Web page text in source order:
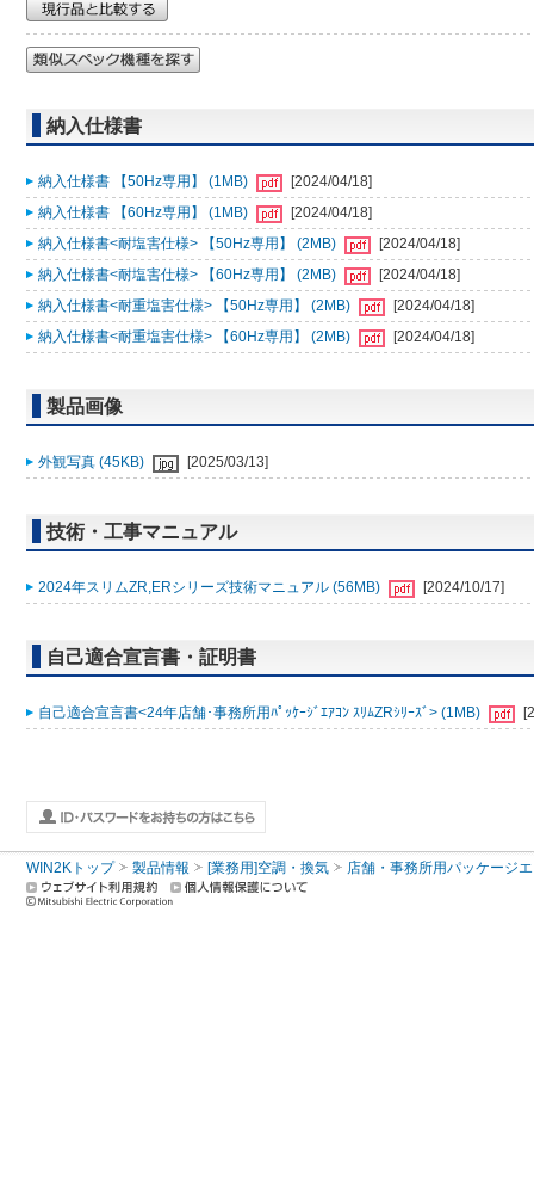
納入仕様書
納入仕様書 【50Hz専用】 (1MB)
[2024/04/18]
納入仕様書 【60Hz専用】 (1MB)
[2024/04/18]
納入仕様書<耐塩害仕様> 【50Hz専用】 (2MB)
[2024/04/18]
納入仕様書<耐塩害仕様> 【60Hz専用】 (2MB)
[2024/04/18]
納入仕様書<耐重塩害仕様> 【50Hz専用】 (2MB)
[2024/04/18]
納入仕様書<耐重塩害仕様> 【60Hz専用】 (2MB)
[2024/04/18]
製品画像
外観写真 (45KB) [2025/03/13]
技術・工事マニュアル
2024年スリムZR,ERシリーズ技術マニュアル (56MB) [2024/10/17]
自己適合宣言書・証明書
自己適合宣言書<24年店舗･事務所用ﾊﾟｯｹｰｼﾞｴｱｺﾝ ｽﾘﾑZRｼﾘｰｽﾞ> (1MB)
WIN2Kトップ 製品情報 [業務用]空調・換気 店舗・事務所用パッケージ